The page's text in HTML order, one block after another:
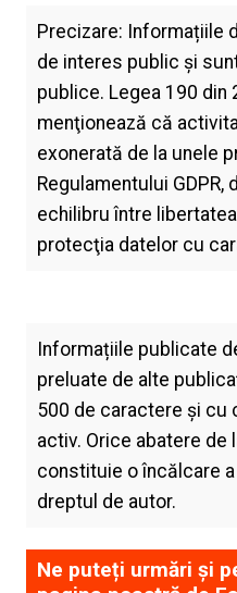
Precizare: Informațiile
de interes public și
publice. Legea 190 din
menţionează că
exonerată de la unele
Regulamentului
echilibru între
protecţia datelor cu
Informațiile publicate
preluate de alte
500 de caractere și cu
activ. Orice abatere de
constituie o încălcare
dreptul de autor.
Ne puteți urmări și